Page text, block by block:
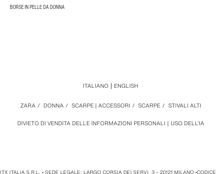
BORSE IN PELLE DA DONNA
DIVIETO DI VENDITA DELLE INFORMAZIONI PERSONALI USO DELL’IA
ZARA / DONNA / SCARPE | ACCESSORI / SCARPE / STIVALI ALTI
ITALIANO ENGLISH
ITX ITALIA S.R.L. • SEDE LEGALE: LARGO CORSIA DEI SERVI, 3 – 20121 MILANO •CODICE